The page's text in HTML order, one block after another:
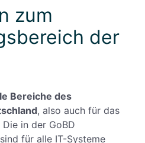
zum
der
Bereiche des
, also auch für das
in der GoBD
für alle IT-Systeme